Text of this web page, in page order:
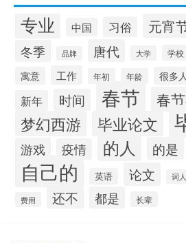
专业 中国 习俗 元宵
冬季 品牌 唐代 大学 学校
寓意 工作 年初 年龄 很多人
新年 时间 春节 春
梦幻西游 毕业论文
游戏 疫情 的人 的是
自己的 英语 论文 词人
费用 还不 都是 长辈